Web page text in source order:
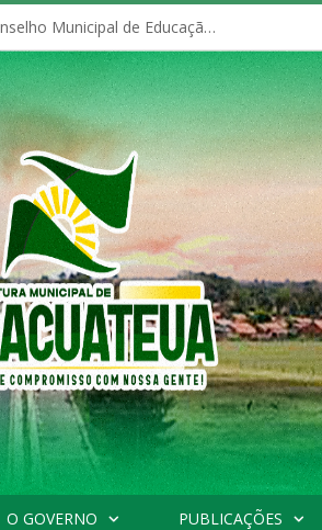
Políticas Municipais aprovadas pelo Conselho Municipal de Educação (CME)
O GOVERNO PUBLICAÇÕES